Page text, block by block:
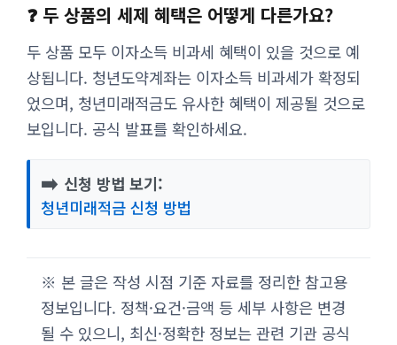
❓ 두 상품의 세제 혜택은 어떻게 다른가요?
두 상품 모두 이자소득 비과세 혜택이 있을 것으로 예
상됩니다. 청년도약계좌는 이자소득 비과세가 확정되
었으며, 청년미래적금도 유사한 혜택이 제공될 것으로
보입니다. 공식 발표를 확인하세요.
➡️ 신청 방법 보기:
청년미래적금 신청 방법
※ 본 글은 작성 시점 기준 자료를 정리한 참고용
정보입니다. 정책·요건·금액 등 세부 사항은 변경
될 수 있으니, 최신·정확한 정보는 관련 기관 공식